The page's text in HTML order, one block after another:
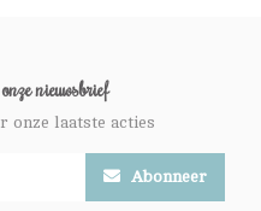
nieuwsbrief
onze laatste acties
Abonneer